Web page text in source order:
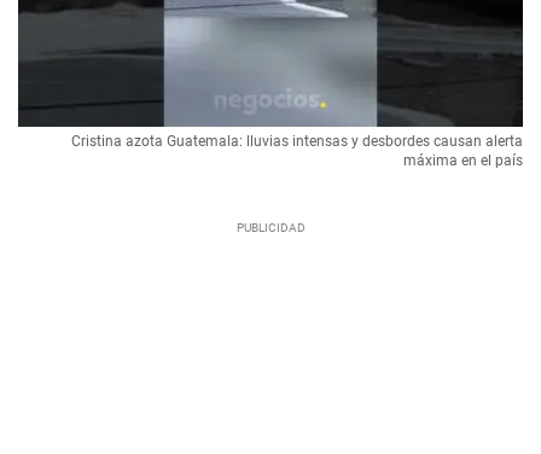
Cristina azota Guatemala: lluvias intensas y desbordes causan alerta
máxima en el país